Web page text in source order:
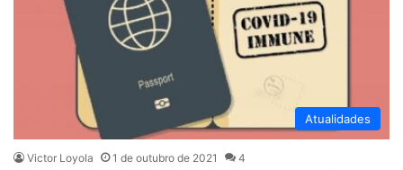
Atualidades
Victor Loyola 1 de outubro de 2021 4